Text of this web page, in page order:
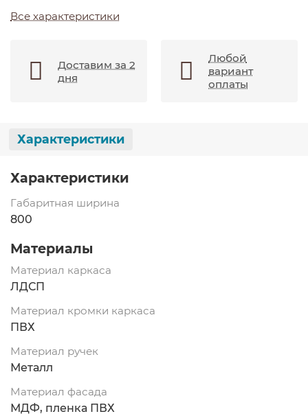
Все характеристики
Доставим за 2
дня
Любой
вариант
оплаты
Характеристики
Характеристики
Габаритная ширина
800
Материалы
Материал каркаса
ЛДСП
Материал кромки каркаса
ПВХ
Материал ручек
Металл
Материал фасада
МДФ, пленка ПВХ